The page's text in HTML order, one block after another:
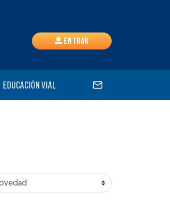
Entrar
Educación vial